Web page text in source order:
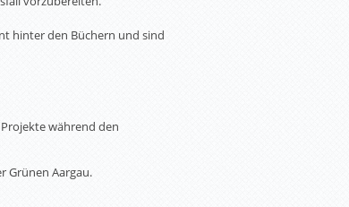
hinter den Büchern und sind
während den
Grünen Aargau.